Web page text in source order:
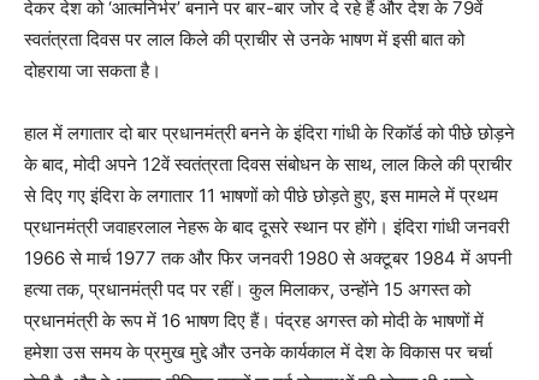
देकर देश को ‘आत्मनिर्भर’ बनाने पर बार-बार जोर दे रहे हैं और देश के 79वें
स्वतंत्रता दिवस पर लाल किले की प्राचीर से उनके भाषण में इसी बात को
दोहराया जा सकता है।
हाल में लगातार दो बार प्रधानमंत्री बनने के इंदिरा गांधी के रिकॉर्ड को पीछे छोड़ने
के बाद, मोदी अपने 12वें स्वतंत्रता दिवस संबोधन के साथ, लाल किले की प्राचीर
से दिए गए इंदिरा के लगातार 11 भाषणों को पीछे छोड़ते हुए, इस मामले में प्रथम
प्रधानमंत्री जवाहरलाल नेहरू के बाद दूसरे स्थान पर होंगे। इंदिरा गांधी जनवरी
1966 से मार्च 1977 तक और फिर जनवरी 1980 से अक्टूबर 1984 में अपनी
हत्या तक, प्रधानमंत्री पद पर रहीं। कुल मिलाकर, उन्होंने 15 अगस्त को
प्रधानमंत्री के रूप में 16 भाषण दिए हैं। पंद्रह अगस्त को मोदी के भाषणों में
हमेशा उस समय के प्रमुख मुद्दे और उनके कार्यकाल में देश के विकास पर चर्चा